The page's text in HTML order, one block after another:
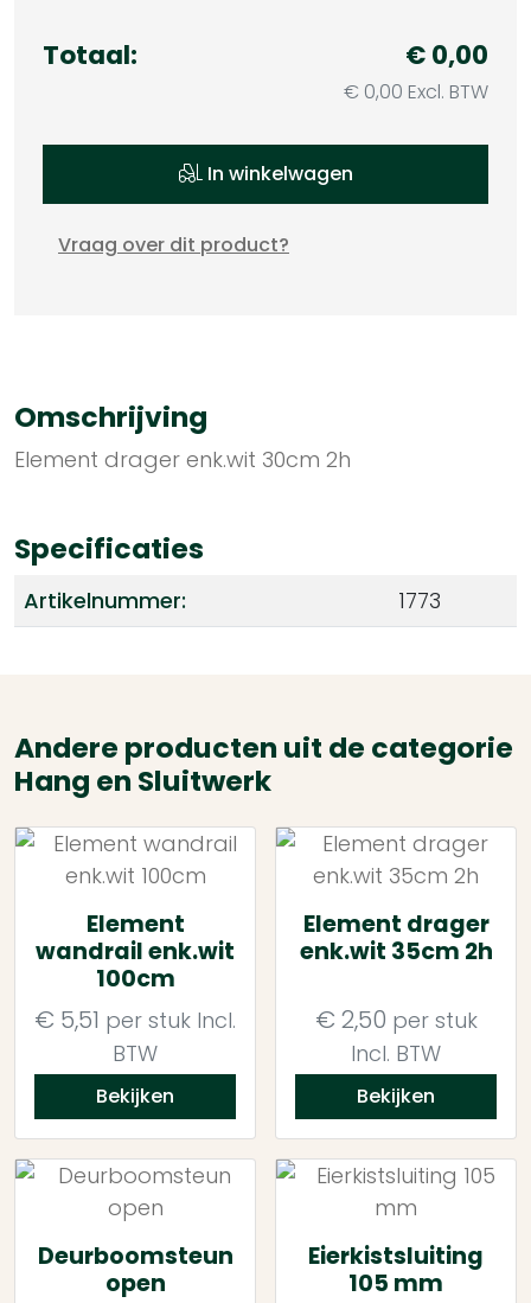
Totaal: € 0,00
€ 0,00 Excl. BTW
In winkelwagen
Vraag over dit product?
Omschrijving
Element drager enk.wit 30cm 2h
Specificaties
Artikelnummer: 1773
Andere producten uit de categorie
Hang en Sluitwerk
Element
wandrail enk.wit
100cm
€ 5,51 per stuk Incl.
BTW
Bekijken
Element drager
enk.wit 35cm 2h
€ 2,50 per stuk
Incl. BTW
Bekijken
Deurboomsteun
open
Eierkistsluiting
105 mm